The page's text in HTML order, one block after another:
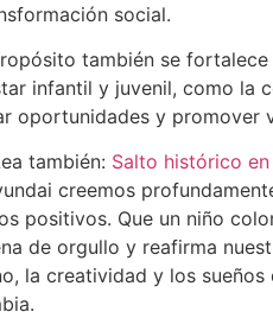
social.
también se
infantil y juvenil, como la
oportunidades y promover
también: Salto histórico
creemos
positivos. Que un niño
de orgullo y reafirma
la creatividad y los sueños